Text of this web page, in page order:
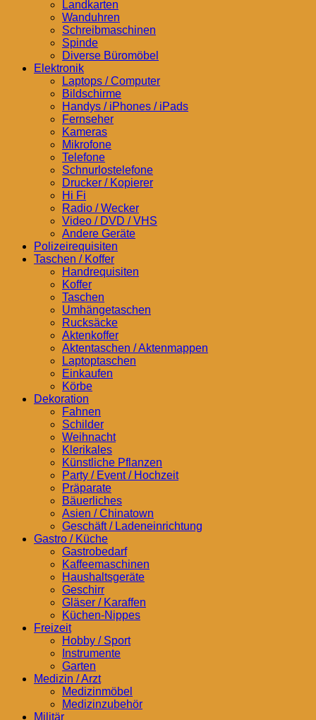
Landkarten
Wanduhren
Schreibmaschinen
Spinde
Diverse Büromöbel
Elektronik
Laptops / Computer
Bildschirme
Handys / iPhones / iPads
Fernseher
Kameras
Mikrofone
Telefone
Schnurlostelefone
Drucker / Kopierer
Hi Fi
Radio / Wecker
Video / DVD / VHS
Andere Geräte
Polizeirequisiten
Taschen / Koffer
Handrequisiten
Koffer
Taschen
Umhängetaschen
Rucksäcke
Aktenkoffer
Aktentaschen / Aktenmappen
Laptoptaschen
Einkaufen
Körbe
Dekoration
Fahnen
Schilder
Weihnacht
Klerikales
Künstliche Pflanzen
Party / Event / Hochzeit
Präparate
Bäuerliches
Asien / Chinatown
Geschäft / Ladeneinrichtung
Gastro / Küche
Gastrobedarf
Kaffeemaschinen
Haushaltsgeräte
Geschirr
Gläser / Karaffen
Küchen-Nippes
Freizeit
Hobby / Sport
Instrumente
Garten
Medizin / Arzt
Medizinmöbel
Medizinzubehör
Militär